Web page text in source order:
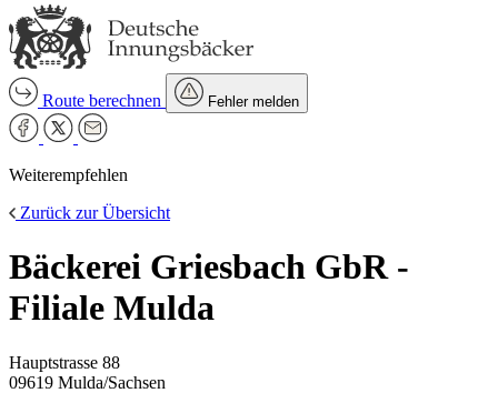
Route berechnen Fehler melden
Weiterempfehlen
Zurück zur Übersicht
Bäckerei Griesbach GbR -
Filiale Mulda
Hauptstrasse 88
09619 Mulda/Sachsen